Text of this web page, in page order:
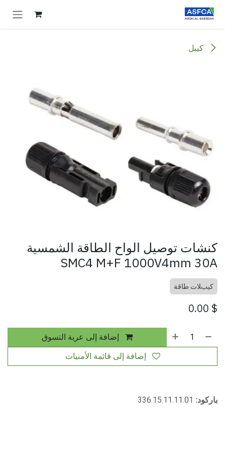
تخطي للذهاب إلى المحتوى
كيبل
كنشات توصيل الواح الطاقة الشمسية
SMC4 M+F 1000V4mm 30A
كيبﻼت طاقة
$
0.00
إضافة إلى قائمة الأمنيات
باركود: 336.15.11.11.01